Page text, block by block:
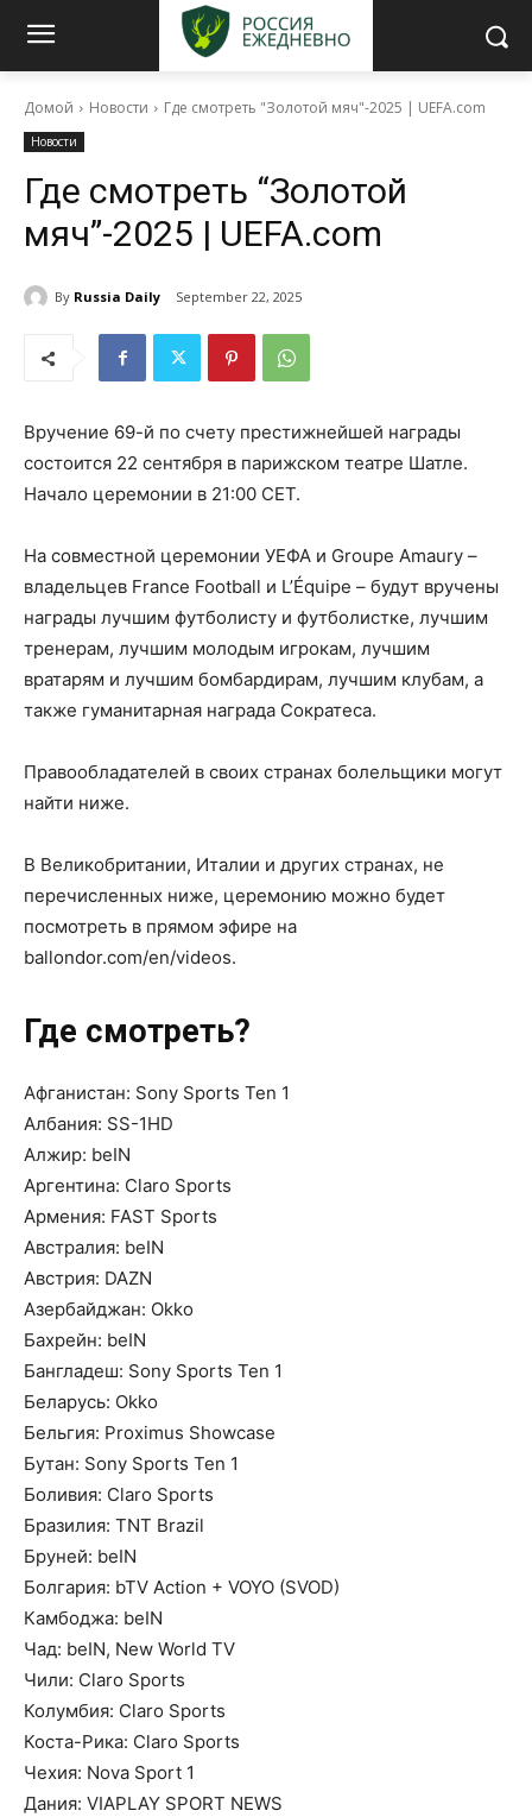
Домой Новости Где смотреть "Золотой мяч"-2025 | UEFA.com
Новости
Где смотреть “Золотой
мяч”-2025 | UEFA.com
By Russia Daily September 22, 2025
Вручение 69-й по счету престижнейшей награды
состоится 22 сентября в парижском театре Шатле.
Начало церемонии в 21:00 CET.
На совместной церемонии УЕФА и Groupe Amaury –
владельцев France Football и L’Équipe – будут вручены
награды лучшим футболисту и футболистке, лучшим
тренерам, лучшим молодым игрокам, лучшим
вратарям и лучшим бомбардирам, лучшим клубам, а
также гуманитарная награда Сократеса.
Правообладателей в своих странах болельщики могут
найти ниже.
В Великобритании, Италии и других странах, не
перечисленных ниже, церемонию можно будет
посмотреть в прямом эфире на
ballondor.com/en/videos.
Где смотреть?
Афганистан: Sony Sports Ten 1
Албания: SS-1HD
Алжир: beIN
Аргентина: Claro Sports
Армения: FAST Sports
Австралия: beIN
Австрия: DAZN
Азербайджан: Okko
Бахрейн: beIN
Бангладеш: Sony Sports Ten 1
Беларусь: Okko
Бельгия: Proximus Showcase
Бутан: Sony Sports Ten 1
Боливия: Claro Sports
Бразилия: TNT Brazil
Бруней: beIN
Болгария: bTV Action + VOYO (SVOD)
Камбоджа: beIN
Чад: beIN, New World TV
Чили: Claro Sports
Колумбия: Claro Sports
Коста-Рика: Claro Sports
Чехия: Nova Sport 1
Дания: VIAPLAY SPORT NEWS